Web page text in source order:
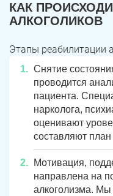
КАК
АЛКОГОЛИКОВ
Этапы реабилитации
Снятие
проводится
пациента.
нарколога,
оценивают
составляют план
Мотивация,
направлена на
алкоголизма.